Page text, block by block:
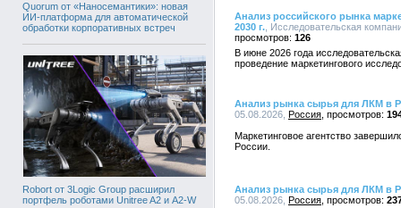
Quorum от «Наносемантики»: новая
ИИ-платформа для автоматической
обработки корпоративных встреч
Robort от 3Logic Group расширил
портфель роботами Unitree A2 и A2-W
Анализ российского рынка
2030 г. , Исследовательская
126
В июне 2026 года
проведение маркетингового
Анализ рынка сырья для ЛКМ в
05.08.2026, Россия
Маркетинговое агентство
России.
Анализ рынка сырья для ЛКМ в
05.08.2026, Россия